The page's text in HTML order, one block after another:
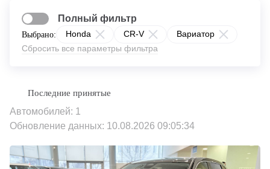
Выбрано: Honda CR-V
Вариатор
Сбросить все параметры фильтра
Полный фильтр
Автомобилей: 1
Обновление данных: 10.08.2026 09:05:34